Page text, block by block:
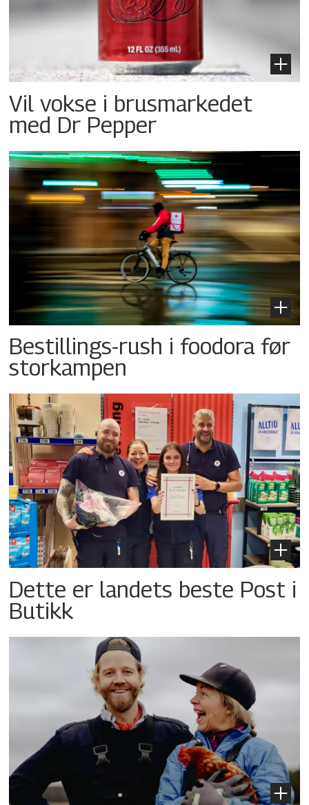
Vil vokse i brusmarkedet
med Dr Pepper
Bestillings-rush i foodora før
storkampen
Dette er landets beste Post i
Butikk